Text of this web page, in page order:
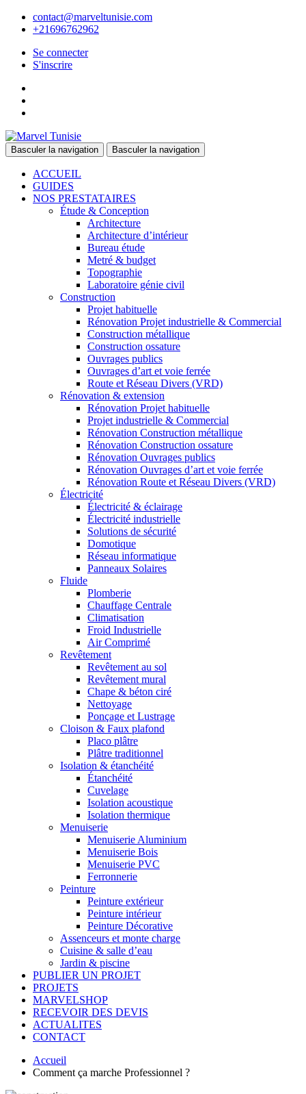
contact@marveltunisie.com
+21696762962
Se connecter
S'inscrire
Basculer la navigation Basculer la navigation
ACCUEIL
GUIDES
NOS PRESTATAIRES
Étude & Conception
Architecture
Architecture d’intérieur
Bureau étude
Metré & budget
Topographie
Laboratoire génie civil
Construction
Projet habituelle
Rénovation Projet industrielle & Commercial
Construction métallique
Construction ossature
Ouvrages publics
Ouvrages d’art et voie ferrée
Route et Réseau Divers (VRD)
Rénovation & extension
Rénovation Projet habituelle
Projet industrielle & Commercial
Rénovation Construction métallique
Rénovation Construction ossature
Rénovation Ouvrages publics
Rénovation Ouvrages d’art et voie ferrée
Rénovation Route et Réseau Divers (VRD)
Électricité
Électricité & éclairage
Électricité industrielle
Solutions de sécurité
Domotique
Réseau informatique
Panneaux Solaires
Fluide
Plomberie
Chauffage Centrale
Climatisation
Froid Industrielle
Air Comprimé
Revêtement
Revêtement au sol
Revêtement mural
Chape & béton ciré
Nettoyage
Ponçage et Lustrage
Cloison & Faux plafond
Placo plâtre
Plâtre traditionnel
Isolation & étanchéité
Étanchéité
Cuvelage
Isolation acoustique
Isolation thermique
Menuiserie
Menuiserie Aluminium
Menuiserie Bois
Menuiserie PVC
Ferronnerie
Peinture
Peinture extérieur
Peinture intérieur
Peinture Décorative
Assenceurs et monte charge
Cuisine & salle d’eau
Jardin & piscine
PUBLIER UN PROJET
PROJETS
MARVELSHOP
RECEVOIR DES DEVIS
ACTUALITES
CONTACT
Accueil
Comment ça marche Professionnel ?